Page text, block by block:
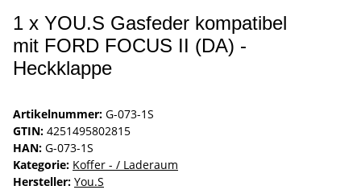
1 x YOU.S Gasfeder kompatibel
mit FORD FOCUS II (DA) -
Heckklappe
Artikelnummer: G-073-1S
GTIN: 4251495802815
HAN: G-073-1S
Kategorie: Koffer - / Laderaum
Hersteller: You.S